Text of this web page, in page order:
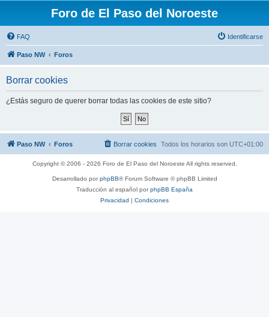
Foro de El Paso del Noroeste
FAQ Identificarse
Paso NW Foros
Borrar cookies
¿Estás seguro de querer borrar todas las cookies de este sitio?
Paso NW Foros Todos los horarios son UTC+01:00
Borrar cookies
Copyright © 2006 - 2026 Foro de El Paso del Noroeste All rights reserved.
Desarrollado porphpBB® Forum Software © phpBB Limited
Traducción al español porphpBB España
Privacidad | Condiciones